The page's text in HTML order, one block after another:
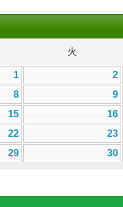
火
1 2
8 9
15 16
22 23
29 30